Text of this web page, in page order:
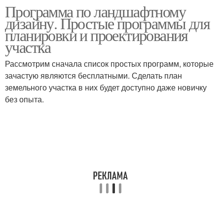
планировки
Программа для
проектирования
Ценная программа
Программы по
созданию
Программа по ландшафтному
дизайну. Простые программы для
планировки и проектирования
участка
Рассмотрим сначала список простых программ, которые
зачастую являются бесплатными. Сделать план
земельного участка в них будет доступно даже новичку
без опыта.